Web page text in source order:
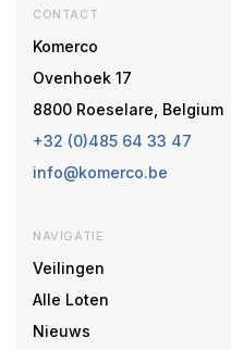
CONTACT
Komerco
Ovenhoek 17
8800 Roeselare, Belgium
+32 (0)485 64 33 47
info@komerco.be
NAVIGATIE
Veilingen
Alle Loten
Nieuws